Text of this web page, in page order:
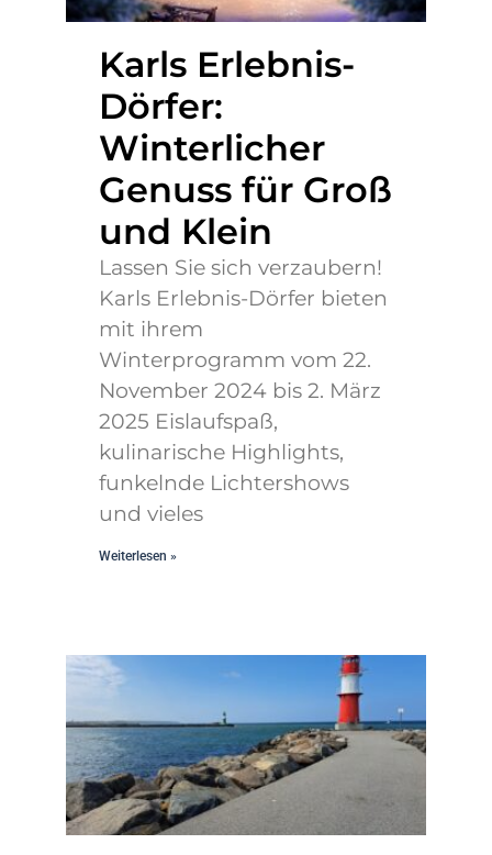
Karls Erlebnis-
Dörfer:
Winterlicher
Genuss für Groß
und Klein
Lassen Sie sich verzaubern!
Karls Erlebnis-Dörfer bieten
mit ihrem
Winterprogramm vom 22.
November 2024 bis 2. März
2025 Eislaufspaß,
kulinarische Highlights,
funkelnde Lichtershows
und vieles
Weiterlesen »